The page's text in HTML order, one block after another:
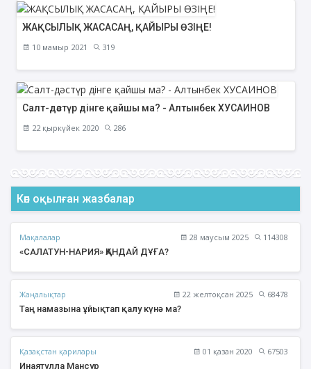
ЖАҚСЫЛЫҚ ЖАСАСАҢ, ҚАЙЫРЫ ӨЗІҢЕ!
10 мамыр 2021 319
Салт-дәстүр дінге қайшы ма? - Алтынбек ХУСАИНОВ
22 қыркүйек 2020 286
Көп оқылған жазбалар
Мақалалар 28 маусым 2025
114308
«САЛАТУН-НАРИЯ» ҚАНДАЙ ДҰҒА?
Жаңалықтар 22 желтоқсан 2025
68478
Таң намазына ұйықтап қалу күнә ма?
Қазақстан қарилары 01 қазан 2020
67503
Инаятулла Мансур